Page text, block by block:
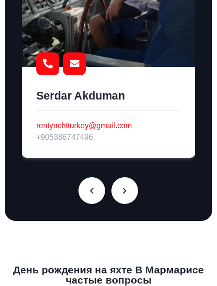
Serdar Akduman
rentyachtturkey@gmail.com
+905386747496
День рождения на яхте В Мармарисе
частые вопросы